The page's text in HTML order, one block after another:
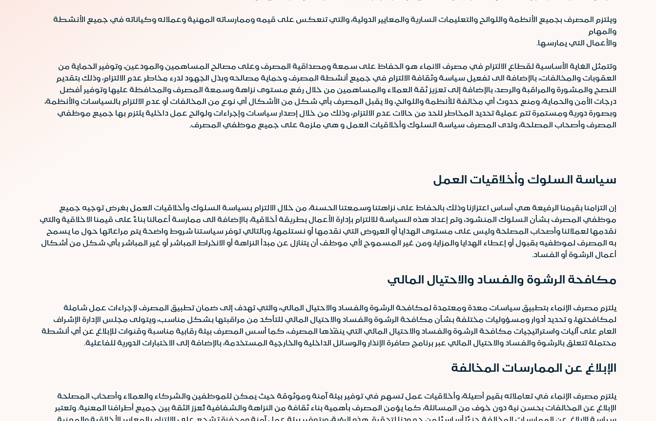
ويلتزم المصرف بجميع الأنظمة واللوائح والتعليمات السارية والمعايير الدولية، والتي تنعكس على قيمه وممارساته المهنية وعملائه وكياناته في جميع الأنشطة
والمهام
والأعمال التي يمارسها.
وتتمثل الغاية الأساسية لقطاع الالتزام في مصرف الانماء هو الحفاظ على سمعة ومصداقية المصرف وعلى مصالح المساهمين والمودعين، وتوفير الحماية من
العقوبات والمخالفات، بالإضافة الى تفعيل سياسة وثقافة الالتزام في جميع أنشطة المصرف وحماية مصالحه وبذل الجهود لدرء مخاطر عدم الالتزام، وذلك بتقديم
النصح والمشورة والمراقبة والرصد، بالإضافة إلى تعزيز ثقة العملاء والمساهمين من خلال رفع مستوى نزاهة وسمعة المصرف والمحافظة عليها وتوفير أفضل
درجات الأمن والحماية، ومنع حدوث أي مخالفة للأنظمة واللوائح، ولا يقبل المصرف بأي شكل من الأشكال أي نوع من المخالفات أو عدم الالتزام بالسياسات والأنظمة،
وبصورة دورية ومستمرة تتم عملية تحديد المخاطر للحد من حالات عدم الالتزام، وذلك من خلال إصدار سياسات وإجراءات ولوائح عمل داخلية يلتزم بها جميع موظفي
المصرف وأصحاب المصلحة، ولدى المصرف سياسة السلوك وأخلاقيات العمل و هي ملزمة على جميع موظفي المصرف.
سياسة السلوك وأخلاقيات العمل
إن التزامنا بقيمنا الرفيعة هي أساس اعتزازنا وذلك بالحفاظ على نزاهتنا وسمعتنا الحسنة، من خلال الالتزام بسياسة السلوك وأخلاقيات العمل بغرض توجيه جميع
موظفي المصرف بشأن السلوك المنشود، وتم إعداد هذه السياسة للالتزام بإدارة الأعمال بطريقة أخلاقية، بالإضافة الى ممارسة أعمالنا بناءً على قيمنا الاخلاقية والتي
نقدمها لعملائنا وأصحاب المصلحة وليس على مستوى الهدايا أو العروض التي نقدمها أو نستلمها، وبالتالي توفر سياستنا شروط واضحة يتم مراعاتها حول ما يسمح
به المصرف لموظفيه بقبول أو إعطاء الهدايا والمزايا، ومن غير المسموح لأي موظف أن يتنازل عن مبدأ النزاهة أو الانخراط المباشر أو غير المباشر بأي شكل من أشكال
أعمال الرشوة أو الفساد.
مكافحة الرشوة والفساد والاحتيال المالي
يلتزم مصرف الإنماء بتطبيق سياسات معدة ومعتمدة لمكافحة الرشوة والفساد والاحتيال المالي، والتي تهدف إلى ضمان تطبيق المصرف لإجراءات عمل شاملة
لمكافحتها، و تحديد أدوار ومسؤوليات مختلفة بشأن مكافحة الرشوة والفساد والاحتيال المالي للتأكد من مراقبتها بشكل مناسب، ويتولى مجلس الإدارة الإشراف
العام على آليات واستراتيجيات مكافحة الرشوة والفساد والاحتيال المالي التي ينفّذها المصرف، كما أسس المصرف بيئة رقابية مناسبة وقنوات للإبلاغ عن أي أنشطة
محتملة تتعلق بالرشوة والفساد والاحتيال المالي عبر برنامج صافرة الإنذار والوسائل الداخلية والخارجية المستخدمة، بالإضافة إلى الاختبارات الدورية للفاعلية.
الإبلاغ عن الممارسات المخالفة
يلتزم مصرف الإنماء في تعاملاته بقيم أصيلة، وأخلاقيات عمل تسهم في توفير بيئة آمنة وموثوقة حيث يمكن للموظفين والشركاء والعملاء وأصحاب المصلحة
الإبلاغ عن المخالفات بحسن نية دون خوف من المسائلة، كما يؤمن المصرف بأهمية بناء ثقافة من النزاهة والشفافية تُعزز الثقة بين جميع أطرافنا المعنية. وتعتبر
سياسة الإبلاغ عن الممارسات المخالفة جزءًا أساسيًا من جهودنا لتحقيق هذه الرؤية، وبتوفير بيئة عمل آمنة ومحفزة تشجع على الالتزام بالمعايير الأخلاقية والمهنية